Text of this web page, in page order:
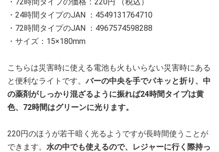
・24時間タイプのJAN ：4549131764710
・72時間タイプのJAN ：4967574598288
・サイズ：15×180mm
こちらは災害時に使える電池も火もいらない災害時にある
と便利なライトです。バーの中央を手でパキッと折り、中
の薬剤がしっかり混ざるように振れば24時間タイプは黄
色、72時間はグリーンに光ります。
220円のほうが若干暗く光るようですが長時間使うことが
できます。 水の中でも使えるので、レジャーに行く際持っ